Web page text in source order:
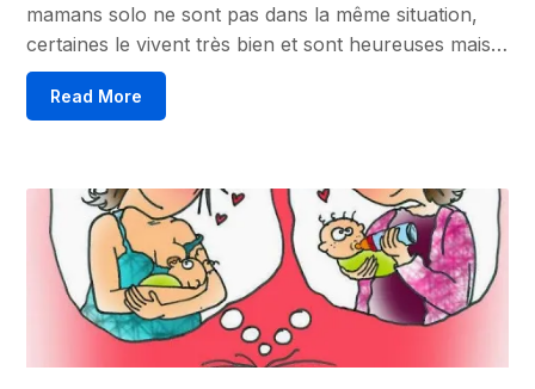
mamans solo ne sont pas dans la même situation,
certaines le vivent très bien et sont heureuses mais…
Read More